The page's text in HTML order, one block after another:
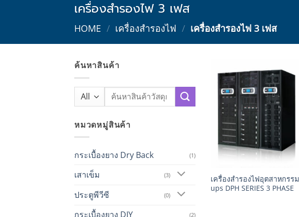
เครื่องสำรองไฟ 3 เฟส
HOME / เครื่องสำรองไฟ / เครื่องสำรองไฟ 3 เฟส
ค้นหาสินค้า
Search
หมวดหมู่สินค้า
กระเบื้องยาง Dry Back (1)
เสาเข็ม (3)
ประตูพีวีซี (0)
กระเบื้องยาง DIY (2)
เครื่องสำรองไฟอุตสาหกรรม
ups DPH SERIES 3 PHASE